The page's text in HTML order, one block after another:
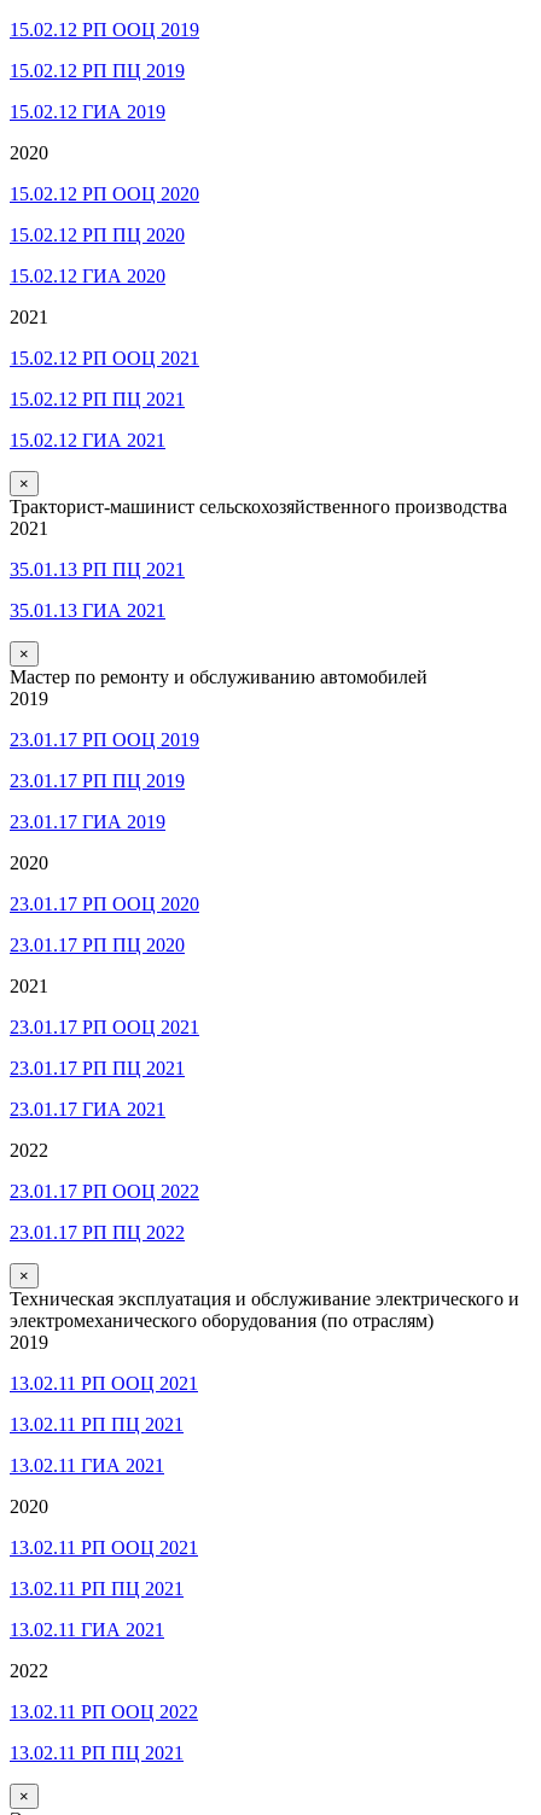
15.02.12 РП ООЦ 2019
15.02.12 РП ПЦ 2019
15.02.12 ГИА 2019
2020
15.02.12 РП ООЦ 2020
15.02.12 РП ПЦ 2020
15.02.12 ГИА 2020
2021
15.02.12 РП ООЦ 2021
15.02.12 РП ПЦ 2021
15.02.12 ГИА 2021
×
Тракторист-машинист сельскохозяйственного производства
2021
35.01.13 РП ПЦ 2021
35.01.13 ГИА 2021
×
Мастер по ремонту и обслуживанию автомобилей
2019
23.01.17 РП ООЦ 2019
23.01.17 РП ПЦ 2019
23.01.17 ГИА 2019
2020
23.01.17 РП ООЦ 2020
23.01.17 РП ПЦ 2020
2021
23.01.17 РП ООЦ 2021
23.01.17 РП ПЦ 2021
23.01.17 ГИА 2021
2022
23.01.17 РП ООЦ 2022
23.01.17 РП ПЦ 2022
×
Техническая эксплуатация и обслуживание электрического и
электромеханического оборудования (по отраслям)
2019
13.02.11 РП ООЦ 2021
13.02.11 РП ПЦ 2021
13.02.11 ГИА 2021
2020
13.02.11 РП ООЦ 2021
13.02.11 РП ПЦ 2021
13.02.11 ГИА 2021
2022
13.02.11 РП ООЦ 2022
13.02.11 РП ПЦ 2021
×